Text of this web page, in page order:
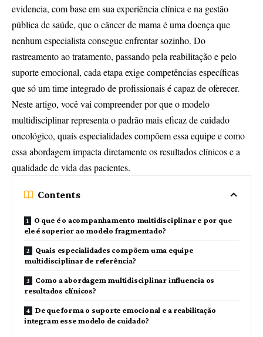
evidencia, com base em sua experiência clínica e na gestão
pública de saúde, que o câncer de mama é uma doença que
nenhum especialista consegue enfrentar sozinho. Do
rastreamento ao tratamento, passando pela reabilitação e pelo
suporte emocional, cada etapa exige competências específicas
que só um time integrado de profissionais é capaz de oferecer.
Neste artigo, você vai compreender por que o modelo
multidisciplinar representa o padrão mais eficaz de cuidado
oncológico, quais especialidades compõem essa equipe e como
essa abordagem impacta diretamente os resultados clínicos e a
qualidade de vida das pacientes.
Contents
O que é o acompanhamento multidisciplinar e por que
ele é superior ao modelo fragmentado?
Quais especialidades compõem uma equipe
multidisciplinar de referência?
Como a abordagem multidisciplinar influencia os
resultados clínicos?
De que forma o suporte emocional e a reabilitação
integram esse modelo de cuidado?